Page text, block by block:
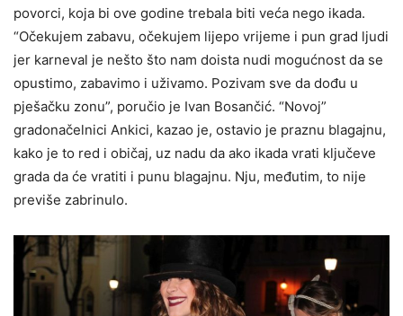
povorci, koja bi ove godine trebala biti veća nego ikada.
“Očekujem zabavu, očekujem lijepo vrijeme i pun grad ljudi
jer karneval je nešto što nam doista nudi mogućnost da se
opustimo, zabavimo i uživamo. Pozivam sve da dođu u
pješačku zonu”, poručio je Ivan Bosančić. “Novoj”
gradonačelnici Ankici, kazao je, ostavio je praznu blagajnu,
kako je to red i običaj, uz nadu da ako ikada vrati ključeve
grada da će vratiti i punu blagajnu. Nju, međutim, to nije
previše zabrinulo.